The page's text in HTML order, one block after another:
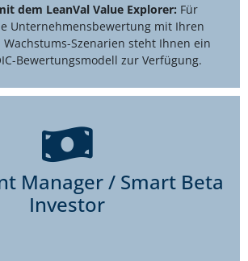
dem LeanVal Value Explorer: Für
Unternehmensbewertung mit Ihren
Wachstums-Szenarien steht Ihnen ein
Bewertungsmodell zur Verfügung.
Manager / Smart Beta
Investor